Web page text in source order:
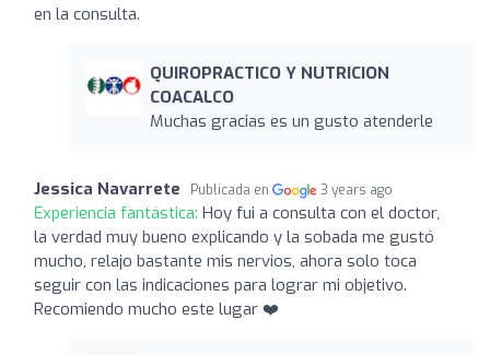
en la consulta.
QUIROPRACTICO Y NUTRICION
COACALCO
Muchas gracias es un gusto atenderle
Jessica Navarrete Publicada en 3 years ago
Experiencia fantástica: Hoy fui a consulta con el doctor,
la verdad muy bueno explicando y la sobada me gustó
mucho, relajo bastante mis nervios, ahora solo toca
seguir con las indicaciones para lograr mi objetivo.
Recomiendo mucho este lugar ❤️